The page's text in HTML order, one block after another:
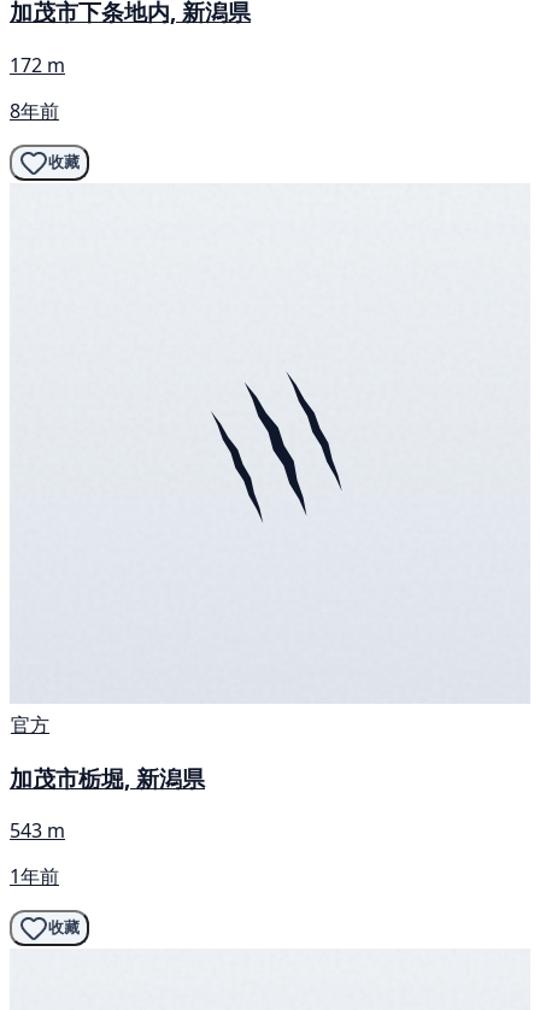
加茂市下条地内, 新潟県
172 m
8年前
收藏
官方
加茂市栃堀, 新潟県
543 m
1年前
收藏